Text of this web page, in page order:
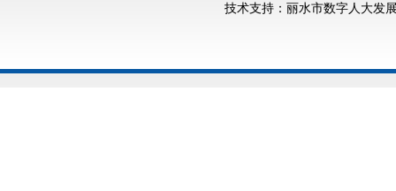
技术支持：丽水市数字人大发